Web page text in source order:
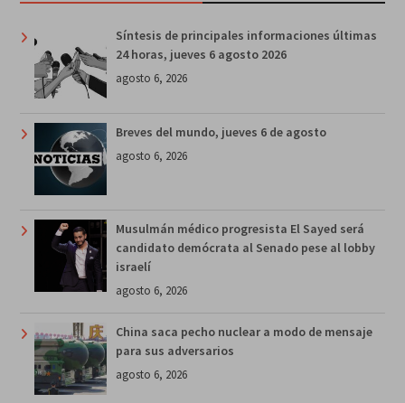
Síntesis de principales informaciones últimas
24 horas, jueves 6 agosto 2026
agosto 6, 2026
Breves del mundo, jueves 6 de agosto
agosto 6, 2026
Musulmán médico progresista El Sayed será
candidato demócrata al Senado pese al lobby
israelí
agosto 6, 2026
China saca pecho nuclear a modo de mensaje
para sus adversarios
agosto 6, 2026